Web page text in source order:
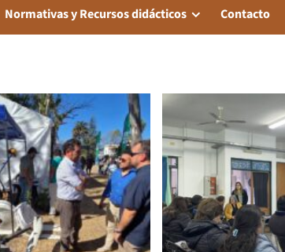
Normativas y Recursos didácticos Contacto